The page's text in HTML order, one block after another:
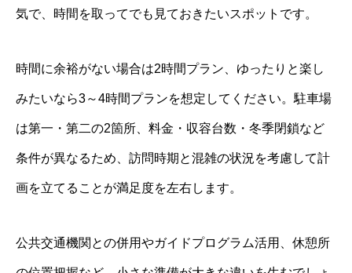
気で、時間を取ってでも見ておきたいスポットです。
時間に余裕がない場合は2時間プラン、ゆったりと楽し
みたいなら3～4時間プランを想定してください。駐車場
は第一・第二の2箇所、料金・収容台数・冬季閉鎖など
条件が異なるため、訪問時期と混雑の状況を考慮して計
画を立てることが満足度を左右します。
公共交通機関との併用やガイドプログラム活用、休憩所